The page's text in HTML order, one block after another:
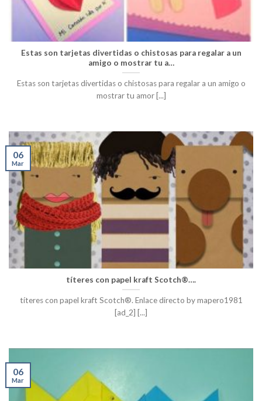
Estas son tarjetas divertidas o chistosas para regalar a un
amigo o mostrar tu a…
Estas son tarjetas divertidas o chistosas para regalar a un amigo o
mostrar tu amor [...]
títeres con papel kraft Scotch®….
títeres con papel kraft Scotch®. Enlace directo by mapero1981
[ad_2] [...]
06
Mar
06
Mar